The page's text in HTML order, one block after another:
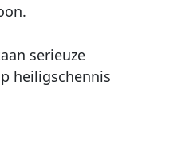
serieuze
heiligschennis